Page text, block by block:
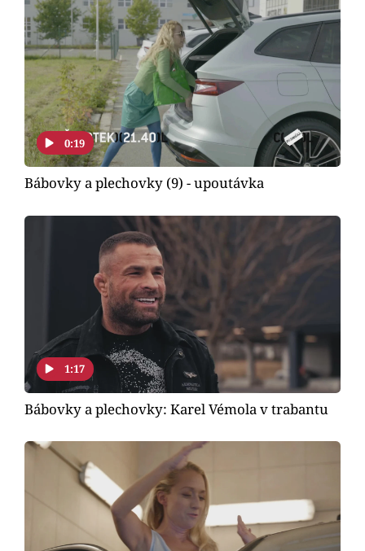
Přihlášení
Sledujte nás
0:19
Bábovky a plechovky (9) - upoutávka
1:17
Bábovky a plechovky: Karel Vémola v trabantu